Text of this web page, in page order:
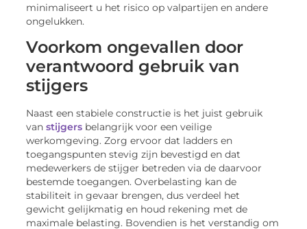
minimaliseert u het risico op valpartijen en andere
ongelukken.
Voorkom ongevallen door
verantwoord gebruik van
stijgers
Naast een stabiele constructie is het juist gebruik
vanstijgers belangrijk voor een veilige
werkomgeving. Zorg ervoor dat ladders en
toegangspunten stevig zijn bevestigd en dat
medewerkers de stijger betreden via de daarvoor
bestemde toegangen. Overbelasting kan de
stabiliteit in gevaar brengen, dus verdeel het
gewicht gelijkmatig en houd rekening met de
maximale belasting. Bovendien is het verstandig om